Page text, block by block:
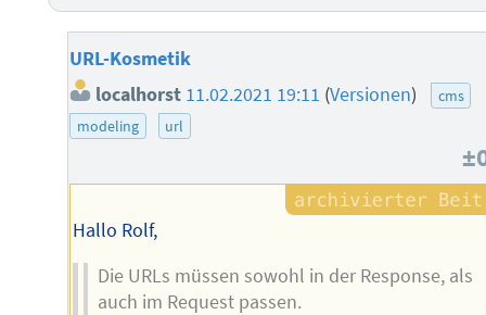
URL-Kosmetik
localhorst 11.02.2021 19:11 (Versionen)
cms
modeling
url
Hallo Rolf,
Die URLs müssen sowohl in der Response, als
auch im Request passen.